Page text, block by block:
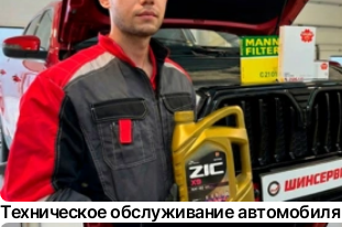
Техническое обслуживание автомобиля